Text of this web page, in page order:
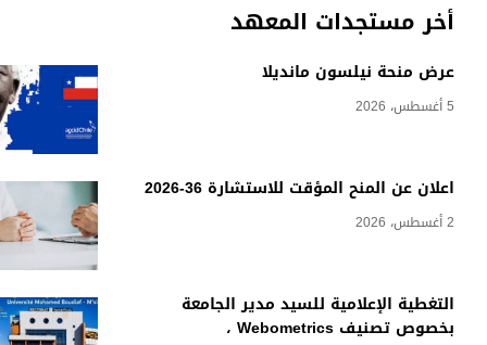
أخر مستجدات المعهد
عرض منحة نيلسون مانديلا
5 أغسطس، 2026
اعلان عن المنح المؤقت للاستشارة 36-2026
2 أغسطس، 2026
التغطية الإعلامية للسيد مدير الجامعة
بخصوص تصنيف Webometrics ،